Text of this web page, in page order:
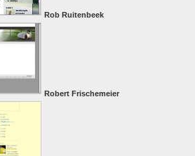
Rob Ruitenbeek
Robert Frischemeier